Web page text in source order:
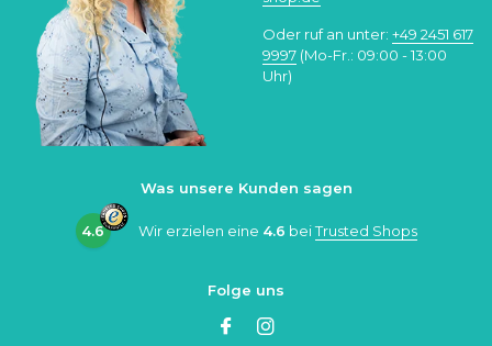
Oder ruf an unter: +49 2451 617
9997 (Mo-Fr.: 09:00 - 13:00
Uhr)
Was unsere Kunden sagen
4.6 Wir erzielen eine 4.6 beiTrusted Shops
Folge uns